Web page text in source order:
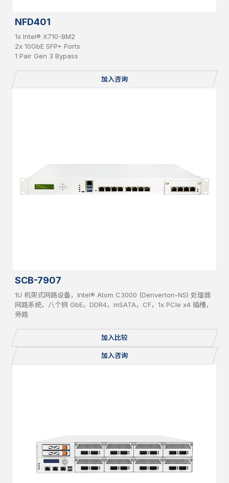
NFD401
1x Intel® X710-BM2
2x 10GbE SFP+ Ports
1 Pair Gen 3 Bypass
加入咨询
SCB-7907
1U 机架式网路设备，Intel® Atom C3000 (Denverton-NS) 处理器
网路系统，八个铜 GbE，DDR4，mSATA，CF，1x PCIe x4 插槽，
旁路
加入比较
加入咨询